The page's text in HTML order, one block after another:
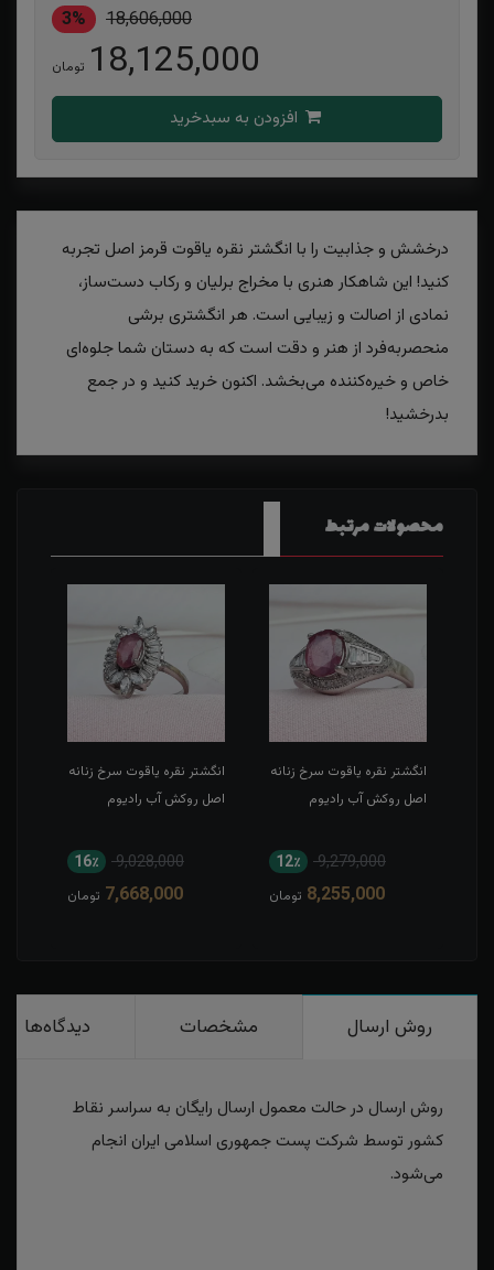
18,606,000
3%
18,125,000 تومان
درخشش و جذابیت را با انگشتر نقره یاقوت قرمز اصل تجربه
کنید! این شاهکار هنری با مخراج برلیان و رکاب دست‌ساز،
نمادی از اصالت و زیبایی است. هر انگشتری برشی
منحصربه‌فرد از هنر و دقت است که به دستان شما جلوه‌ای
خاص و خیره‌کننده می‌بخشد. اکنون خرید کنید و در جمع
بدرخشید!
محصولات مرتبط
انگشتر نقره یاقوت سرخ زنانه
اصل روکش آب رادیوم
9,279,000 12٪
8,255,000 تومان
انگشتر نقره یاقوت سرخ زنانه
اصل روکش آب رادیوم
9,028,000 16٪
7,668,000 تومان
روش ارسال مشخصات دیدگاه‌ها
روش ارسال در حالت معمول ارسال رایگان به سراسر نقاط
کشور توسط شرکت پست جمهوری اسلامی ایران انجام
می‌شود.